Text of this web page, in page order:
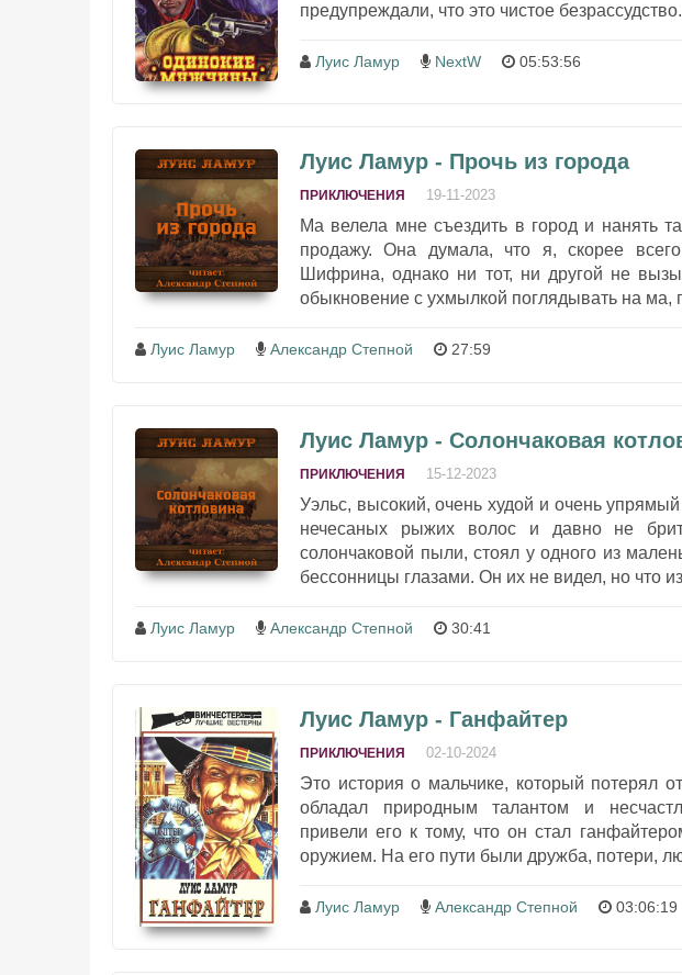
предупреждали, что это чистое
Луис Ламур NextW 05:53:56
Луис Ламур - Прочь из города
ПРИКЛЮЧЕНИЯ 19-11-2023
Ма велела мне съездить в город и нанять
продажу. Она думала, что я, скорее
Шифрина, однако ни тот, ни другой не
обыкновение с ухмылкой поглядывать на ма,
Луис Ламур Александр Степной 27:59
Луис Ламур - Солончаковая
ПРИКЛЮЧЕНИЯ 15-12-2023
Уэльс, высокий, очень худой и очень
нечесаных рыжих волос и давно не
солончаковой пыли, стоял у одного из
бессонницы глазами. Он их не видел, но что
Луис Ламур Александр Степной 30:41
Луис Ламур - Ганфайтер
ПРИКЛЮЧЕНИЯ 02-10-2024
Это история о мальчике, который потерял
обладал природным талантом и
привели его к тому, что он стал
оружием. На его пути были дружба, потери,
Луис Ламур Александр Степной 03:06:19